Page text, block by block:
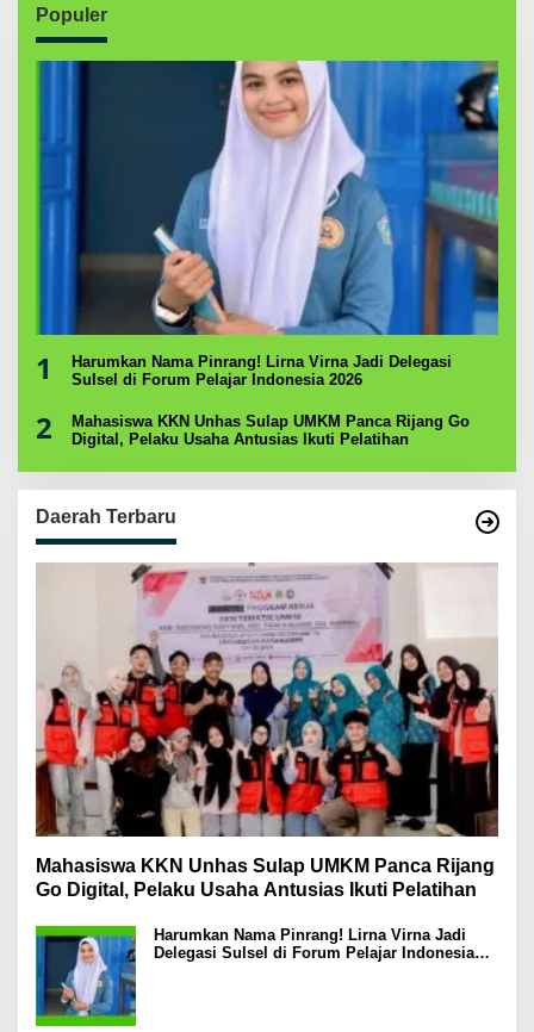
Populer
1
Harumkan Nama Pinrang! Lirna Virna Jadi Delegasi
Sulsel di Forum Pelajar Indonesia 2026
2
Mahasiswa KKN Unhas Sulap UMKM Panca Rijang Go
Digital, Pelaku Usaha Antusias Ikuti Pelatihan
Daerah Terbaru
Mahasiswa KKN Unhas Sulap UMKM Panca Rijang
Go Digital, Pelaku Usaha Antusias Ikuti Pelatihan
Harumkan Nama Pinrang! Lirna Virna Jadi
Delegasi Sulsel di Forum Pelajar Indonesia